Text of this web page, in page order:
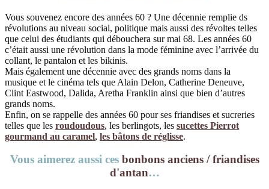
Vous souvenez encore des années 60 ? Une décennie remplie ds
révolutions au niveau social, politique mais aussi des révoltes telles
que celui des étudiants qui débouchera sur mai 68. Les années 60
c’était aussi une révolution dans la mode féminine avec l’arrivée du
collant, le pantalon et les bikinis.
Mais également une décennie avec des grands noms dans la
musique et le cinéma tels que Alain Delon, Catherine Deneuve,
Clint Eastwood, Dalida, Aretha Franklin ainsi que bien d’autres
grands noms.
Enfin, on se rappelle des années 60 pour ses friandises et sucreries
telles que les roudoudous, les berlingots, les sucettes Pierrot
gourmand au caramel, les bâtons de réglisse.
Vous aimerez aussi ces bonbons anciens / friandises
d'antan…